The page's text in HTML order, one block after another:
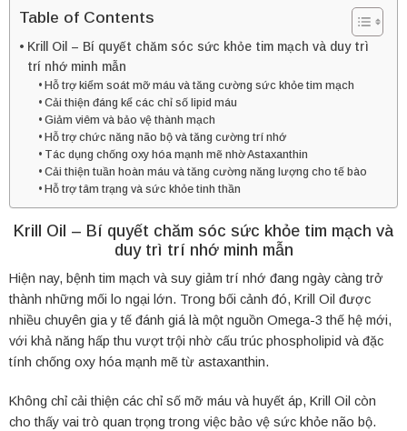
Table of Contents
Krill Oil – Bí quyết chăm sóc sức khỏe tim mạch và duy trì
trí nhớ minh mẫn
Hỗ trợ kiểm soát mỡ máu và tăng cường sức khỏe tim mạch
Cải thiện đáng kể các chỉ số lipid máu
Giảm viêm và bảo vệ thành mạch
Hỗ trợ chức năng não bộ và tăng cường trí nhớ
Tác dụng chống oxy hóa mạnh mẽ nhờ Astaxanthin
Cải thiện tuần hoàn máu và tăng cường năng lượng cho tế bào
Hỗ trợ tâm trạng và sức khỏe tinh thần
Krill Oil – Bí quyết chăm sóc sức khỏe tim mạch và
duy trì trí nhớ minh mẫn
Hiện nay, bệnh tim mạch và suy giảm trí nhớ đang ngày càng trở
thành những mối lo ngại lớn. Trong bối cảnh đó, Krill Oil được
nhiều chuyên gia y tế đánh giá là một nguồn Omega-3 thế hệ mới,
với khả năng hấp thu vượt trội nhờ cấu trúc phospholipid và đặc
tính chống oxy hóa mạnh mẽ từ astaxanthin.
Không chỉ cải thiện các chỉ số mỡ máu và huyết áp, Krill Oil còn
cho thấy vai trò quan trọng trong việc bảo vệ sức khỏe não bộ.